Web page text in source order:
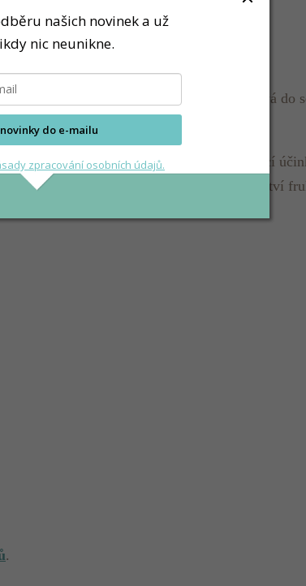
V současné době se její konzumace dává
100g/den) má na organismus nežádoucí
den) má také uvedené účinky. Malé množství
.
našich novinek a už
nic neunikne.
do e-mailu
zpracování osobních údajů.